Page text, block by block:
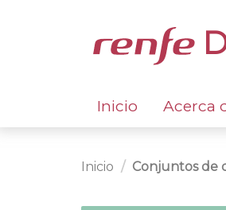
Inicio Acerca
Inicio Conjuntos de